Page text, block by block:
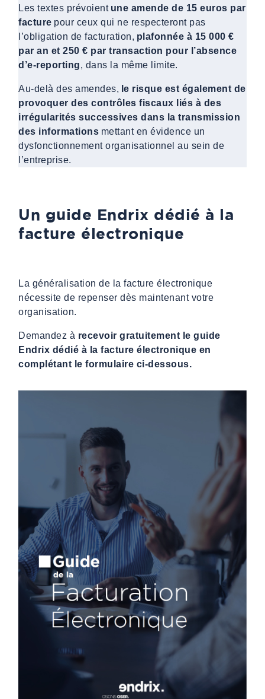
Les textes prévoient une amende de 15 euros par
facture pour ceux qui ne respecteront pas
l’obligation de facturation, plafonnée à 15 000 €
par an et 250 € par transaction pour l’absence
d’e-reporting, dans la même limite.
Au-delà des amendes, le risque est également de
provoquer des contrôles fiscaux liés à des
irrégularités successives dans la transmission
des informations mettant en évidence un
dysfonctionnement organisationnel au sein de
l’entreprise.
Un guide Endrix dédié à la
facture électronique
La généralisation de la facture électronique
nécessite de repenser dès maintenant votre
organisation.
Demandez à recevoir gratuitement le guide
Endrix dédié à la facture électronique en
complétant le formulaire ci-dessous.